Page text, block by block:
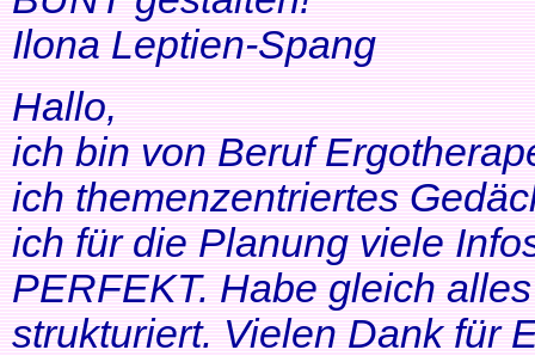
Ilona Leptien-Spang
Hallo,
ich bin von Beruf
ich themenzentriertes
ich für die Planung viele
PERFEKT. Habe gleich
strukturiert. Vielen Dank für